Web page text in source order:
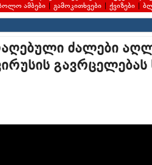
ამბები | გამოკითხვები | ქვიზები |
ძალები